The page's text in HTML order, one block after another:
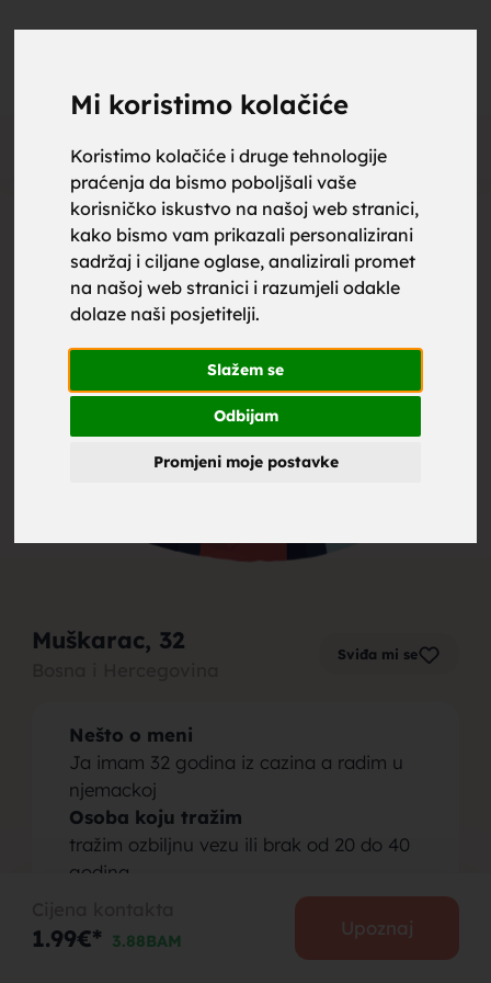
Mi koristimo kolačiće
Koristimo kolačiće i druge tehnologije
praćenja da bismo poboljšali vaše
korisničko iskustvo na našoj web stranici,
kako bismo vam prikazali personalizirani
sadržaj i ciljane oglase, analizirali promet
na našoj web stranici i razumjeli odakle
dolaze naši posjetitelji.
Slažem se
Odbijam
Promjeni moje postavke
Oglas
Muškarac, 32 Sviđa mi se
Nešto o meni
Ja imam 32 godina iz cazina a radim u
njemackoj
Osoba koju tražim
tražim ozbiljnu vezu ili brak od 20 do 40
godina
1.99€* 3.88BAM
Upoznaj
upoznaj
za brak,
zene za
brak,
muskarci
za brak,